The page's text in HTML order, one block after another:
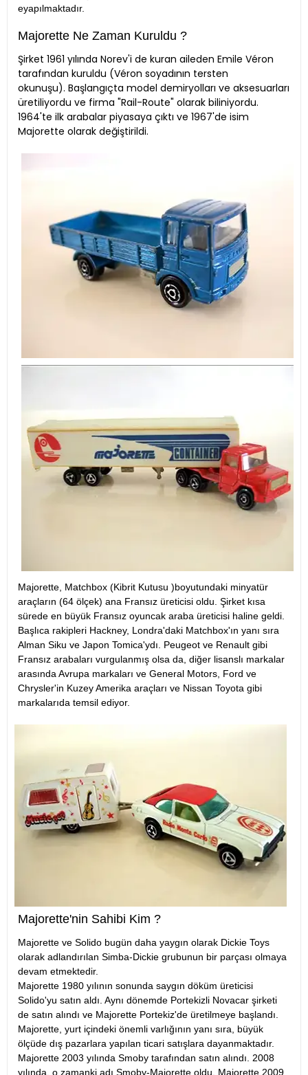
eyapılmaktadır.
Majorette Ne Zaman Kuruldu ?
Şirket 1961 yılında Norev'i de kuran aileden Emile Véron
tarafından kuruldu (Véron soyadının tersten
okunuşu). Başlangıçta model demiryolları ve aksesuarları
üretiliyordu ve firma "Rail-Route" olarak biliniyordu.
1964'te ilk arabalar piyasaya çıktı ve 1967'de isim
Majorette olarak değiştirildi.
Majorette, Matchbox (Kibrit Kutusu )boyutundaki minyatür
araçların (64 ölçek) ana Fransız üreticisi oldu. Şirket kısa
sürede en büyük Fransız oyuncak araba üreticisi haline geldi.
Başlıca rakipleri Hackney, Londra'daki Matchbox'ın yanı sıra
Alman Siku ve Japon Tomica'ydı. Peugeot ve Renault gibi
Fransız arabaları vurgulanmış olsa da, diğer lisanslı markalar
arasında Avrupa markaları ve General Motors, Ford ve
Chrysler'in Kuzey Amerika araçları ve Nissan Toyota gibi
markalarıda temsil ediyor.
Majorette'nin Sahibi Kim ?
Majorette ve Solido bugün daha yaygın olarak Dickie Toys
olarak adlandırılan Simba-Dickie grubunun bir parçası olmaya
devam etmektedir.
Majorette 1980 yılının sonunda saygın döküm üreticisi
Solido'yu satın aldı. Aynı dönemde Portekizli Novacar şirketi
de satın alındı ve Majorette Portekiz'de üretilmeye başlandı.
Majorette, yurt içindeki önemli varlığının yanı sıra, büyük
ölçüde dış pazarlara yapılan ticari satışlara dayanmaktadır.
Majorette 2003 yılında Smoby tarafından satın alındı. 2008
yılında, o zamanki adı Smoby-Majorette oldu. Majorette 2009